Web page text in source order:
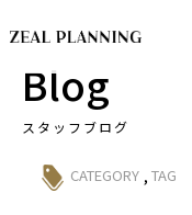
Blog
スタッフブログ
CATEGORY ,TAG